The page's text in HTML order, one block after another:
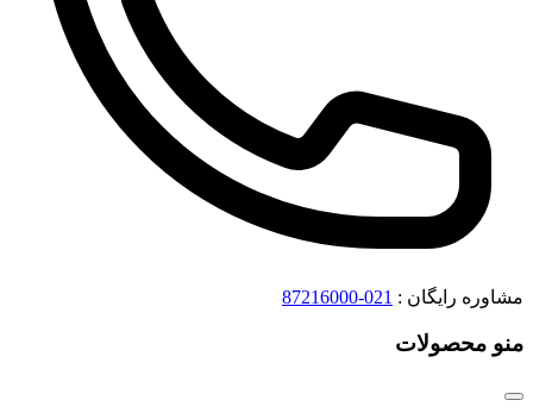
مشاوره رایگان : 021-87216000
منو محصولات